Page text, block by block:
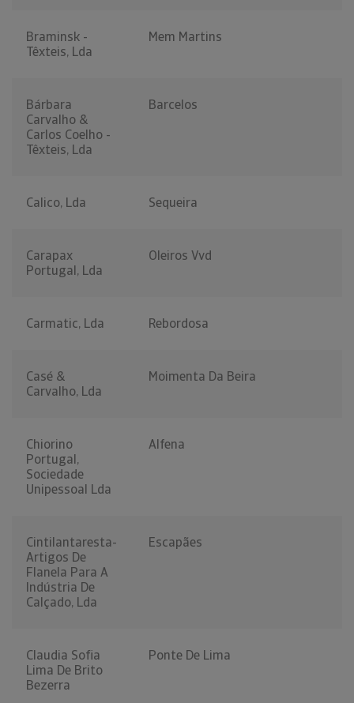
Braminsk -
Têxteis, Lda
Mem Martins
Bárbara
Carvalho &
Carlos Coelho -
Têxteis, Lda
Barcelos
Calico, Lda Sequeira
Carapax
Portugal, Lda
Oleiros Vvd
Carmatic, Lda Rebordosa
Casé &
Carvalho, Lda
Moimenta Da Beira
Chiorino
Portugal,
Sociedade
Unipessoal Lda
Alfena
Cintilantaresta-
Artigos De
Flanela Para A
Indústria De
Calçado, Lda
Escapães
Claudia Sofia
Lima De Brito
Bezerra
Ponte De Lima